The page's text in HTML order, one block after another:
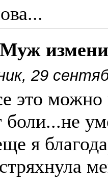
29
это
боли...не
я